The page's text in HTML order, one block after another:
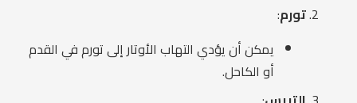
تورم:
يمكن أن يؤدي التهاب الأوتار إلى تورم في القدم
أو الكاحل.